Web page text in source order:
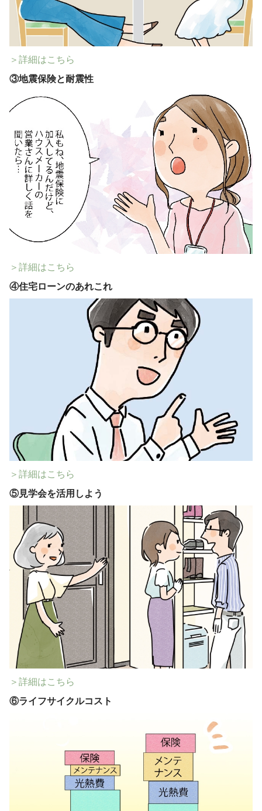
＞詳細はこちら
③地震保険と耐震性
＞詳細はこちら
④住宅ローンのあれこれ
＞詳細はこちら
⑤見学会を活用しよう
＞詳細はこちら
⑥ライフサイクルコスト